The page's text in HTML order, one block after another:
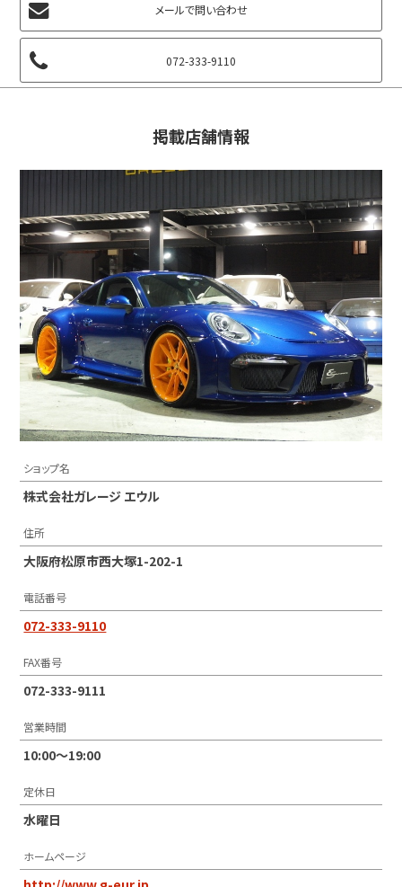
メールで問い合わせ
072-333-9110
掲載店舗情報
ショップ名
株式会社ガレージ エウル
住所
大阪府松原市西大塚1-202-1
電話番号
072-333-9110
FAX番号
072-333-9111
営業時間
10:00〜19:00
定休日
水曜日
ホームページ